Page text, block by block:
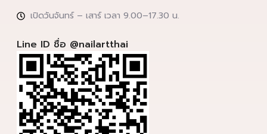
เปิดวันจันทร์ – เสาร์ เวลา 9.00–17.30 น.
Line ID ชื่อ @nailartthai